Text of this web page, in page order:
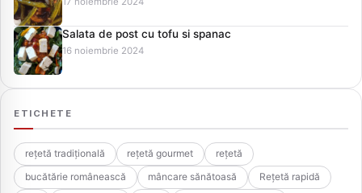
Salata de post cu tofu si spanac
16 noiembrie 2024
ETICHETE
rețetă tradițională rețetă gourmet
rețetă
bucătărie românească
mâncare sănătoasă
Rețetă rapidă